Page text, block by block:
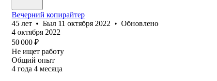
Вечерний копирайтер
45 лет • Был 11 октября 2022 • Обновлено
4 октября 2022
50 000 ₽
Не ищет работу
Общий опыт
4 года 4 месяца